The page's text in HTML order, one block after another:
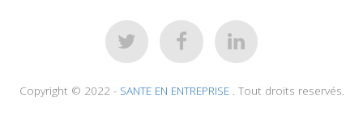
Copyright © 2022 -SANTE EN ENTREPRISE . Tout droits reservés.